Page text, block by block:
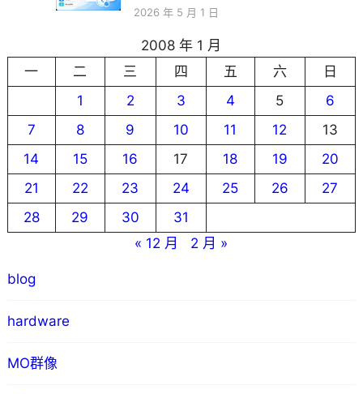
2026 年 5 月 1 日
2008 年 1 月
一
二 三 四 五 六
日
1
2 3 4 5
6
7
8 9 10 11 12
13
14
15 16 17 18 19
20
21
22 23 24 25 26
27
28
29 30
31
« 12 月
2 月 »
blog
hardware
MO群像